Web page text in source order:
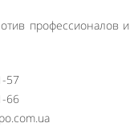
профессионалов
57
66